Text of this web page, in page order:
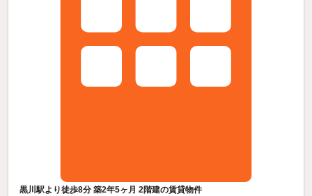
黒川駅より徒歩8分 築2年5ヶ月 2階建の賃貸物件